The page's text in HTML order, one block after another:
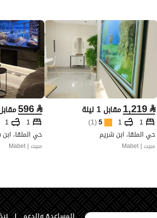
⃁
1,219مقابل 1 ليلة
1
1
5
(
1
)
حي الملقا، ابن شريم
مبيت | Mabet
⃁
596مقابل 1
1
1
حي الملقا،
مبيت | Mabet